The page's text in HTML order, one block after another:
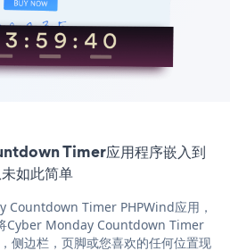
Timer应用程序嵌入到
如此简单
Countdown Timer PHPWind应用，
Cyber Monday Countdown Timer
侧边栏，页脚或您喜欢的任何位置现